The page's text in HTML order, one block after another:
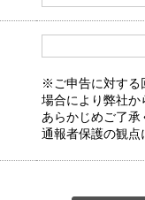
※ご申告に対する
場合により弊社か
あらかじめご了承
通報者保護の観点